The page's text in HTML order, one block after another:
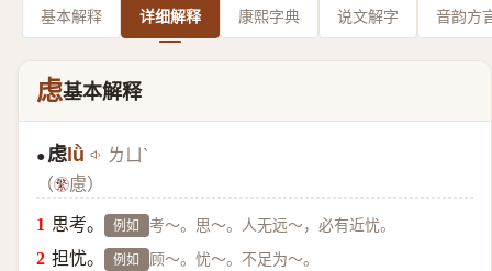
基本解释 详细解释 康熙字典 说文解字 音韵方
虑基本解释
● 虑 lǜ ㄌㄩˋ
（
慮）
思考。
例如 考～。思～。人无远～，必有近忧。
担忧。 例如 顾～。忧～。不足为～。